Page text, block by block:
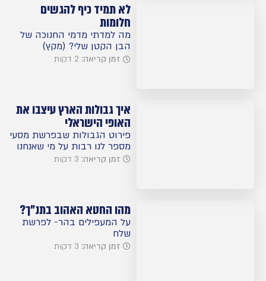
לא תמיד כיף להגשים
חלומות
מה למדתי מדמי החנוכה של
הבן הקטן שלי? (מקץ)
זמן קריאה: 2 דקות
איך גבולות הארץ עיצבו את
האופי הישראלי
פירוט הגבולות שבפרשת מסעי
מספר לנו רבות על מי שאנחנו
זמן קריאה: 3 דקות
מהו החטא האהוב בתנ”ך?
על המעפילים בהר- לפרשת
שלח
זמן קריאה: 3 דקות